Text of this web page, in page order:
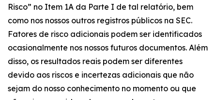
Risco” no Item 1A da Parte I de tal relatório, bem
como nos nossos outros registros públicos na SEC.
Fatores de risco adicionais podem ser identificados
ocasionalmente nos nossos futuros documentos. Além
disso, os resultados reais podem ser diferentes
devido aos riscos e incertezas adicionais que não
sejam do nosso conhecimento no momento ou que